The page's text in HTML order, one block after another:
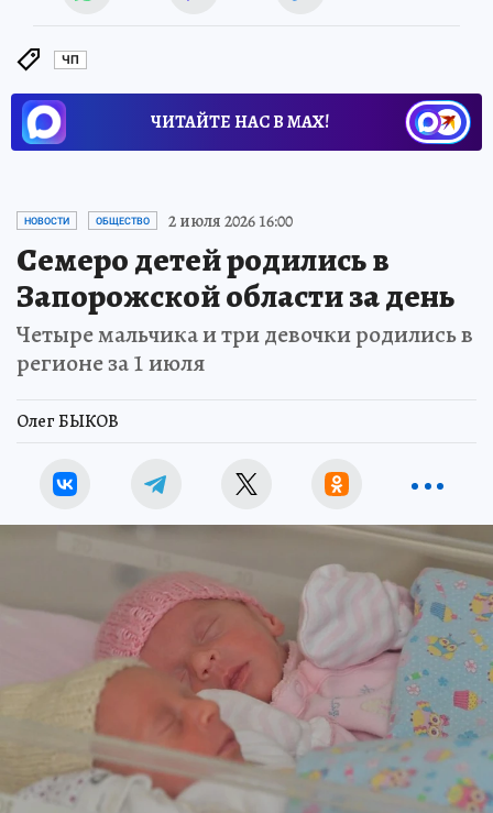
ЧП
ЧИТАЙТЕ НАС В МАХ!
НОВОСТИ ОБЩЕСТВО 2 июля 2026 16:00
Семеро детей родились в
Запорожской области за день
Четыре мальчика и три девочки родились в
регионе за 1 июля
Олег БЫКОВ